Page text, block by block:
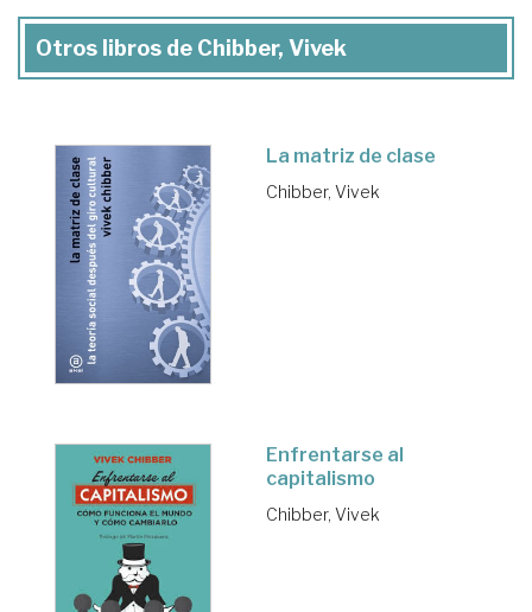
Otros libros de Chibber, Vivek
La matriz de clase
Chibber, Vivek
Enfrentarse al
capitalismo
Chibber, Vivek